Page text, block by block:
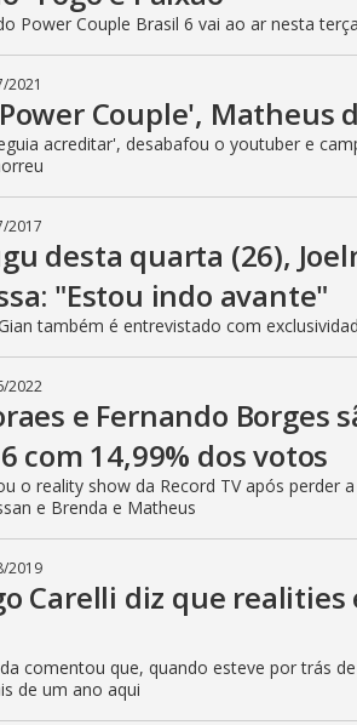
Power Couple Brasil 6 vai ao ar nesta
2021
Couple', Matheus
acreditar', desabafou o youtuber e
2017
desta quarta (26),
"Estou indo avante"
também é entrevistado com
2022
e Fernando Borges
com 14,99% dos votos
o reality show da Record TV após perder
e Brenda e Matheus
2019
Carelli diz que
comentou que, quando esteve por trás
de um ano aqui